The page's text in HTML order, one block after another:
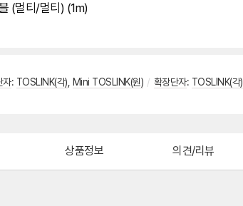
(멀티/멀티) (1m)
자: TOSLINK(각) Mini TOSLINK(원) / 확장단자: TOSLINK(각)
상품정보 의견/리뷰